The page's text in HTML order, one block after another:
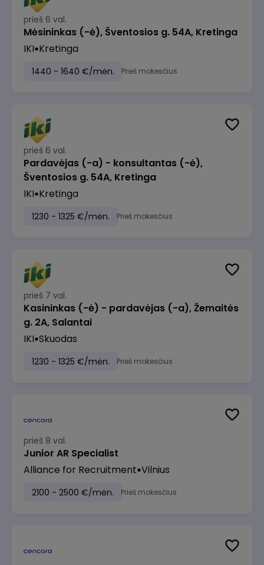
prieš 6 val.
Mėsininkas (-ė), Šventosios g. 54A, Kretinga
IKI Kretinga
1440 - 1640 €/mėn. Prieš mokesčius
prieš 6 val.
Pardavėjas (-a) - konsultantas (-ė),
Šventosios g. 54A, Kretinga
IKI Kretinga
1230 - 1325 €/mėn. Prieš mokesčius
prieš 7 val.
Kasininkas (-ė) - pardavėjas (-a), Žemaitės
g. 2A, Salantai
IKI Skuodas
1230 - 1325 €/mėn. Prieš mokesčius
prieš 8 val.
Junior AR Specialist
Alliance for Recruitment Vilnius
2100 - 2500 €/mėn. Prieš mokesčius